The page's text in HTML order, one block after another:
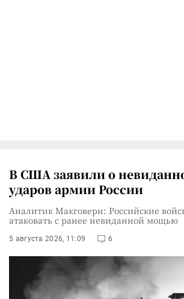
В США заявили о
ударов армии России
Аналитик Макговерн: Российские
атаковать с ранее невиданной мощью
5 августа 2026, 11:09 6